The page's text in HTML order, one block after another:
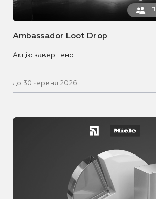
Ambassador Loot Drop
Акцію завершено.
до 30 червня 2026